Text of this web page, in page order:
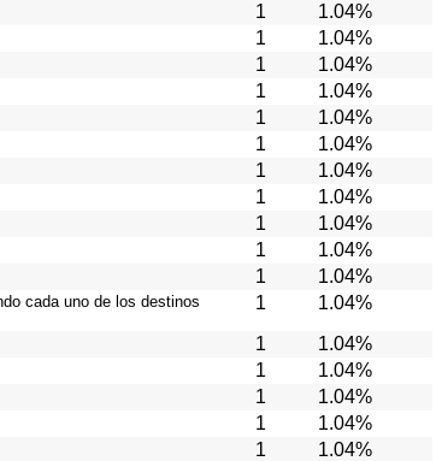
1 1.04%
1 1.04%
1 1.04%
1 1.04%
1 1.04%
1 1.04%
1 1.04%
1 1.04%
1 1.04%
1 1.04%
1 1.04%
cada uno de los destinos
1 1.04%
1 1.04%
1 1.04%
1 1.04%
1 1.04%
1 1.04%